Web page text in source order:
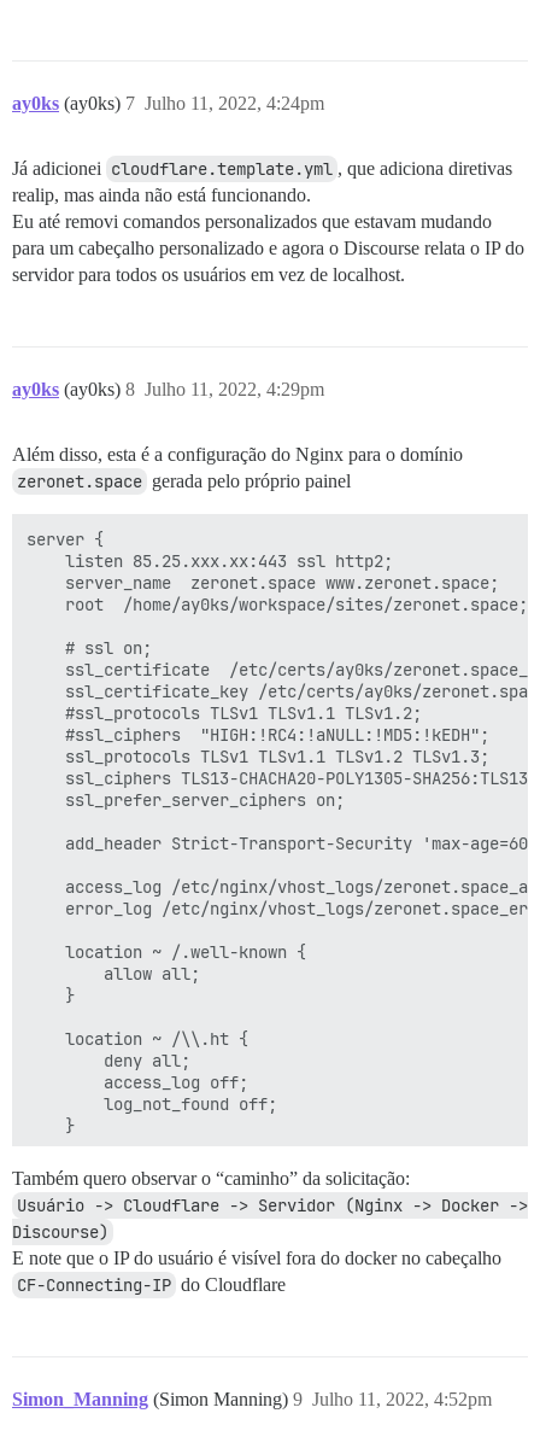
ay0ks (ay0ks) Julho 11, 2022, 4:24pm
7
Já adicionei cloudflare.template.yml , que adiciona diretivas
realip, mas ainda não está funcionando.
Eu até removi comandos personalizados que estavam mudando
para um cabeçalho personalizado e agora o Discourse relata o IP do
servidor para todos os usuários em vez de localhost.
ay0ks (ay0ks) Julho 11, 2022, 4:29pm
8
Além disso, esta é a configuração do Nginx para o domínio
zeronet.space gerada pelo próprio painel
server {
	location / {
		root /home/ay0ks/workspace/sites/zeronet.space;
		proxy_pass http://85.25.xxx.xx:31080; # Discourse é implantado nas portas 31080/31443
		proxy_redirect     off;
		proxy_force_ranges on;
		proxy_set_header   Host $host;
		proxy_cache off;
Também quero observar o “caminho” da solicitação:
Usuário -> Cloudflare -> Servidor (Nginx -> Docker ->
Discourse)
E note que o IP do usuário é visível fora do docker no cabeçalho
CF-Connecting-IP do Cloudflare
Simon_Manning (Simon Manning) Julho 11, 2022, 4:52pm
9